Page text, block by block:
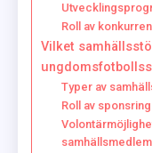
Roll av
Vilket
Typer av
Roll av